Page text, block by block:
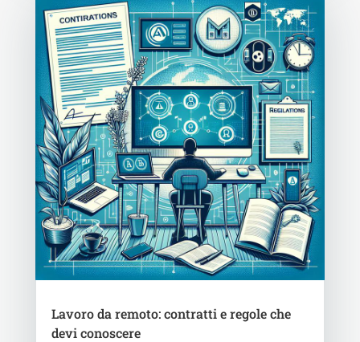
Lavoro da remoto: contratti e regole che
devi conoscere